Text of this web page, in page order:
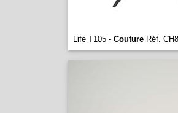
Life T105 - CoutureRéf.